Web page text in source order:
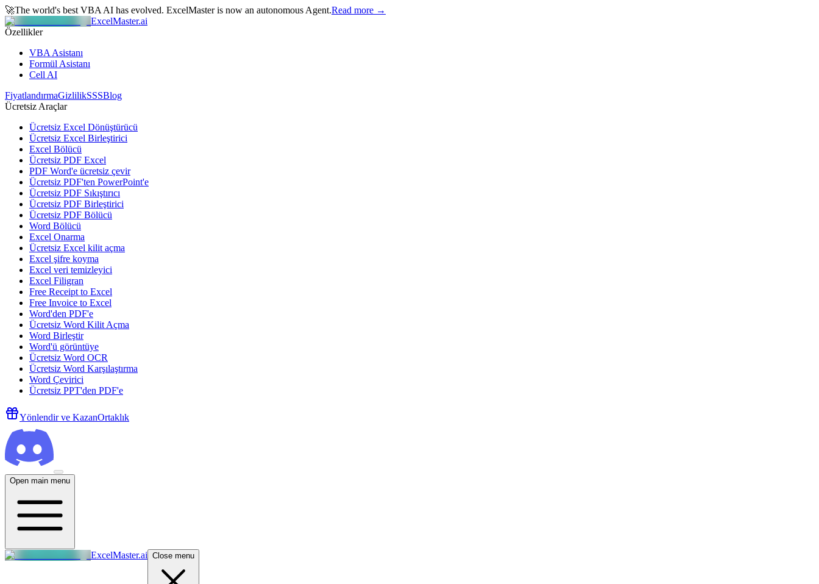
🚀The world's best VBA AI has evolved. ExcelMaster is now an autonomous Agent.Read more →
ExcelMaster.ai
Özellikler
VBA Asistanı
Formül Asistanı
Cell AI
FiyatlandırmaGizlilikSSSBlog
Ücretsiz Araçlar
Ücretsiz Excel Dönüştürücü
Ücretsiz Excel Birleştirici
Excel Bölücü
Ücretsiz PDF Excel
PDF Word'e ücretsiz çevir
Ücretsiz PDF'ten PowerPoint'e
Ücretsiz PDF Sıkıştırıcı
Ücretsiz PDF Birleştirici
Ücretsiz PDF Bölücü
Word Bölücü
Excel Onarma
Ücretsiz Excel kilit açma
Excel şifre koyma
Excel veri temizleyici
Excel Filigran
Free Receipt to Excel
Free Invoice to Excel
Word'den PDF'e
Ücretsiz Word Kilit Açma
Word Birleştir
Word'ü görüntüye
Ücretsiz Word OCR
Ücretsiz Word Karşılaştırma
Word Çevirici
Ücretsiz PPT'den PDF'e
Yönlendir ve KazanOrtaklık
Open main menu
ExcelMaster.ai Close menu